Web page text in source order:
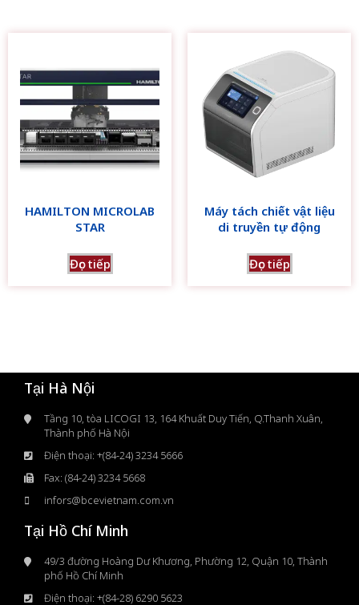
HAMILTON MICROLAB
STAR
Đọc tiếp
Máy tách chiết vật liệu
di truyền tự động
Đọc tiếp
Tại Hà Nội
Tầng 10, tòa LICOGI 13, 164 Khuất Duy Tiến, Q.Thanh Xuân,
Thành phố Hà Nội
Điện thoại: +(84-24) 3234 5666
Fax: (84-24) 3234 5668
infors@bcevietnam.com.vn
Tại Hồ Chí Minh
49/3 đường Hoàng Dư Khương, Phường 12, Quận 10, Thành
phố Hồ Chí Minh
Điện thoại: +(84-28) 6290 5623